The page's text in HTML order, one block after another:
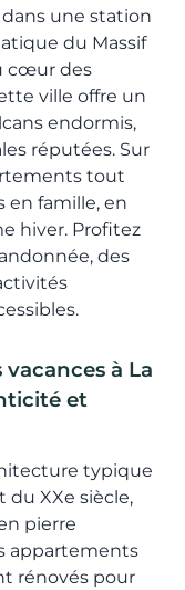
une station
du Massif
cœur des
ville offre un
endormis,
réputées. Sur
tout
en famille, en
hiver. Profitez
des
à La
et
typique
XXe siècle,
pierre
appartements
rénovés pour